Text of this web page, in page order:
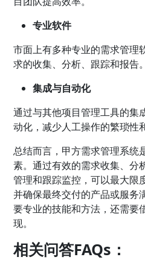
专业软件
市面上有多种专业的需求管理
求的收集、分析、跟踪和报告。
集成与自动化
通过与其他项目管理工具的集
动化，减少人工操作的繁琐性
总结而言，甲方需求管理系统
素。通过有效的需求收集、分
管理和跟踪监控，可以最大限
并确保最终交付的产品或服务
要专业的技能和方法，还需要
现。
相关问答FAQs：